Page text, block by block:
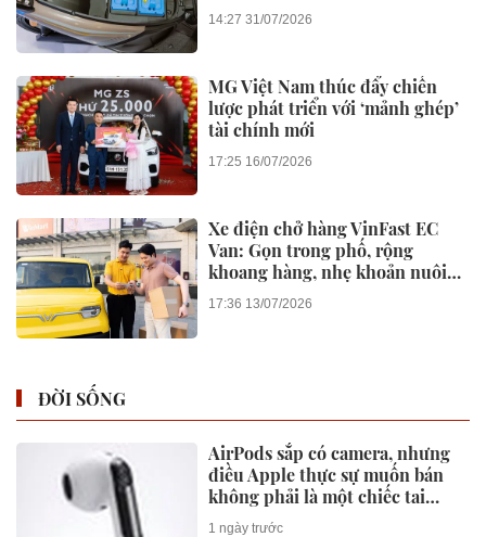
14:27 31/07/2026
MG Việt Nam thúc đẩy chiến
lược phát triển với ‘mảnh ghép’
tài chính mới
17:25 16/07/2026
Xe điện chở hàng VinFast EC
Van: Gọn trong phố, rộng
khoang hàng, nhẹ khoản nuôi
xe
17:36 13/07/2026
ĐỜI SỐNG
AirPods sắp có camera, nhưng
điều Apple thực sự muốn bán
không phải là một chiếc tai
nghe
1 ngày trước